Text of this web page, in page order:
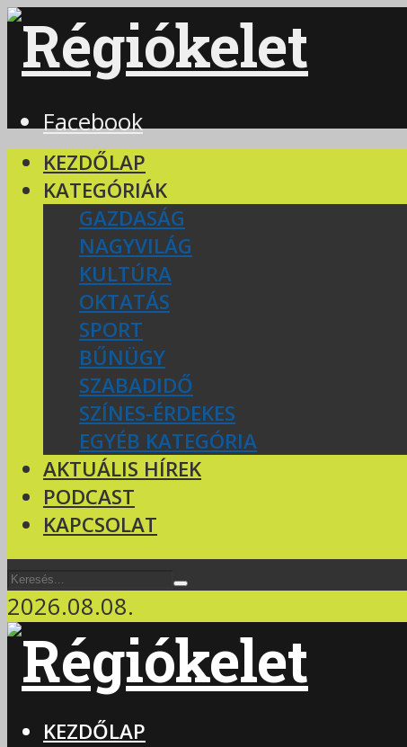
Facebook
KEZDŐLAP
KATEGÓRIÁK
GAZDASÁG
NAGYVILÁG
KULTÚRA
OKTATÁS
SPORT
BŰNÜGY
SZABADIDŐ
SZÍNES-ÉRDEKES
EGYÉB KATEGÓRIA
AKTUÁLIS HÍREK
PODCAST
KAPCSOLAT
2026.08.08.
KEZDŐLAP